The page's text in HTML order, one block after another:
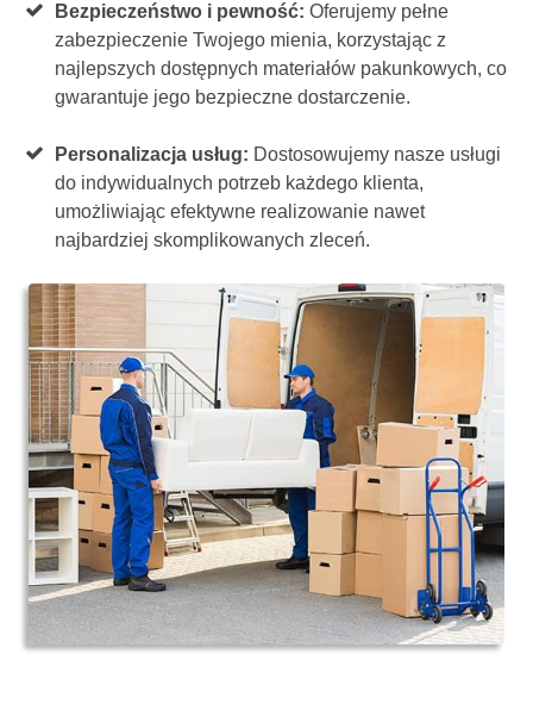
Bezpieczeństwo i pewność:Oferujemy pełne
zabezpieczenie Twojego mienia, korzystając z
najlepszych dostępnych materiałów pakunkowych, co
gwarantuje jego bezpieczne dostarczenie.
Personalizacja usług: Dostosowujemy nasze usługi
do indywidualnych potrzeb każdego klienta,
umożliwiając efektywne realizowanie nawet
najbardziej skomplikowanych zleceń.